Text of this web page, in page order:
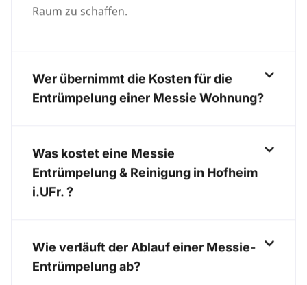
Raum zu schaffen.
Wer übernimmt die Kosten für die
Entrümpelung einer Messie Wohnung?
Was kostet eine Messie
Entrümpelung & Reinigung in Hofheim
i.UFr. ?
Wie verläuft der Ablauf einer Messie-
Entrümpelung ab?